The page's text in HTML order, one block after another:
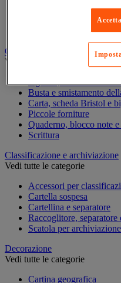
Fotocamera,
Insonorizzazione e
Strumenti per
Cancelleria e forniture per
Vedi tutte le categorie
Agenda, calendario e
Busta e smistamento
Carta, scheda Bristol e
Piccole forniture
Quaderno, blocco note
Scrittura
Classificazione e archiviazione
Vedi tutte le categorie
Accessori per
Cartella sospesa
Cartellina e separatore
Raccoglitore, separatore
Scatola per archiviazione
Decorazione
Vedi tutte le categorie
Cartina geografica